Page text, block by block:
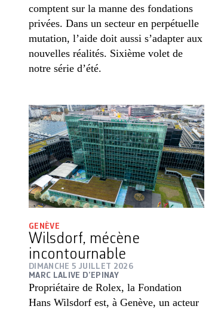
comptent sur la manne des fondations
privées. Dans un secteur en perpétuelle
mutation, l’aide doit aussi s’adapter aux
nouvelles réalités. Sixième volet de
notre série d’été.
GENÈVE
Wilsdorf, mécène
incontournable
DIMANCHE 5 JUILLET 2026
MARC LALIVE D’EPINAY
Propriétaire de Rolex, la Fondation
Hans Wilsdorf est, à Genève, un acteur